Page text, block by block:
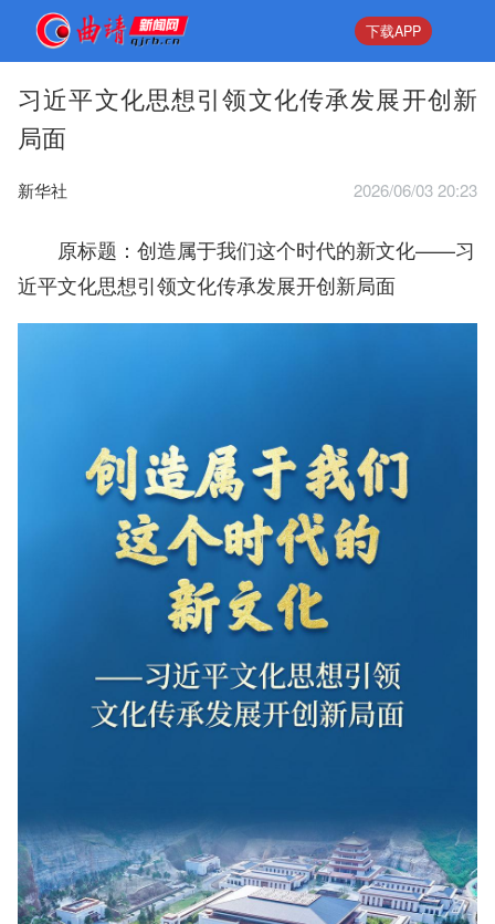
下载APP
习近平文化思想引领文化传承发展开创新
局面
新华社 2026/06/03 20:23
原标题：创造属于我们这个时代的新文化——习
近平文化思想引领文化传承发展开创新局面